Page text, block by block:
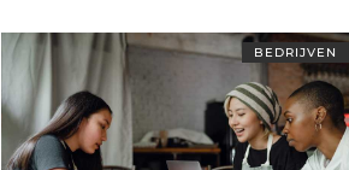
BEDRIJVEN